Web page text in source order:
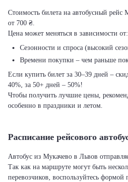
Стоимость билета на автобусный рейс
от 700 ₴.
Цена может меняться в зависимости от:
Сезонности и спроса (высокий
Времени покупки – чем раньше
Если купить билет за 30–39 дней –
40%, за 50+ дней – 50%!
Чтобы получить лучшие цены,
особенно в праздники и летом.
Расписание рейсового
Автобус из Мукачево в Львов
Так как на маршруте могут быть
перевозчиков, воспользуйтесь формой